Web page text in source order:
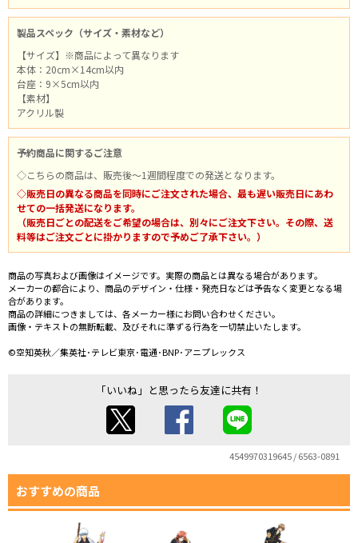
製品スペック（サイズ・素材など）
【サイズ】※商品によって異なります
本体：20cm×14cm以内
台座：9×5cm以内
【素材】
アクリル製
予約商品に関するご注意
◇こちらの商品は、販売後～1週間程度での発送となります。
◇販売日の異なる商品を同時にご注文された場合、最も遅い販売日にあわ
せての一括発送になります。
（販売日ごとの配送をご希望の場合は、別々にご注文下さい。その際、送
料等はご注文ごとに掛かりますので予めご了承下さい。）
商品の写真および画像はイメージです。実際の商品とは異なる場合があります。
メーカーの都合により、商品のデザイン・仕様・発売日などは予告なく変更となる場
合があります。
商品の詳細につきましては、各メーカー様にお問い合わせください。
画像・テキストの無断転載、及びそれに準ずる行為を一切禁止いたします。
©空知英秋／集英社･テレビ東京･電通･BNP･アニプレックス
「いいね」と思ったら友達に共有！
4549970319645 / 6563-0891
おすすめの商品